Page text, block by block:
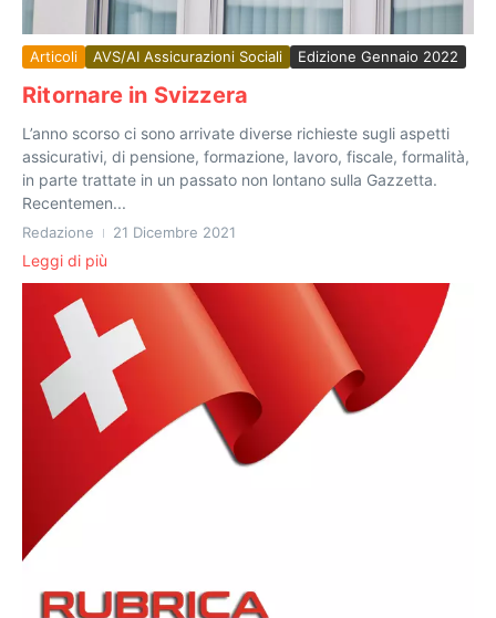
Articoli AVS/AI Assicurazioni Sociali Edizione Gennaio 2022
Ritornare in Svizzera
L’anno scorso ci sono arrivate diverse richieste sugli aspetti
assicurativi, di pensione, formazione, lavoro, fiscale, formalità,
in parte trattate in un passato non lontano sulla Gazzetta.
Recentemen...
Redazione 21 Dicembre 2021
Leggi di più